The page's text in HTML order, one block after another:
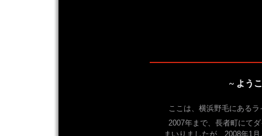
~ よう
ここは、横浜野毛にある
2007年まで、長者町にて
まいりましたが、2008年1